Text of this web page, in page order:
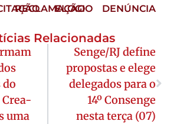
RECLAMAÇÃO
ELOGIO DENÚNCIA
Relacionadas
do
Crea-
uma
Senge/RJ define
propostas e elege
delegados para o
14º Consenge
nesta terça (07)